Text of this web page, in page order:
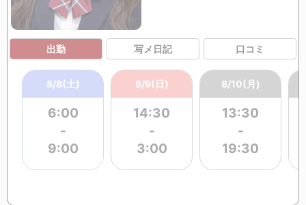
出勤 写メ日記 口コミ
8/8(土)
6:00
-
9:00
8/9(日)
14:30
-
3:00
8/10(月)
13:30
-
19:30